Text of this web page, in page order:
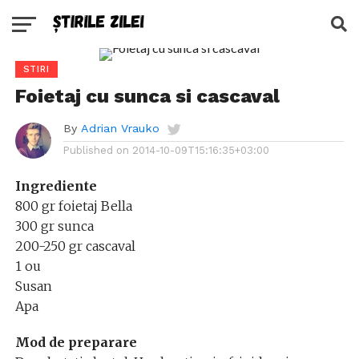
STIRI
Foietaj cu sunca si cascaval
By Adrian Vrauko
Published on 2014-10-09T15:16:35+03:00
Ingrediente
800 gr foietaj Bella
300 gr sunca
200-250 gr cascaval
1 ou
Susan
Apa
Mod de preparare